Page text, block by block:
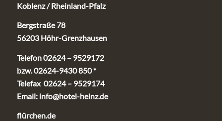
Koblenz / Rheinland-Pfalz
Bergstraße 78
56203 Höhr-Grenzhausen
Telefon 02624 – 9529172
bzw. 02624-9430 850 *
Telefax 02624 – 9529174
Email: info@hotel-heinz.de
flürchen.de